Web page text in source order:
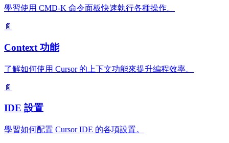
學習使用 CMD-K 命令面板快速執行各種操作。
📄
Context 功能
了解如何使用 Cursor 的上下文功能來提升編程效率。
📄
IDE 設置
學習如何配置 Cursor IDE 的各項設置。